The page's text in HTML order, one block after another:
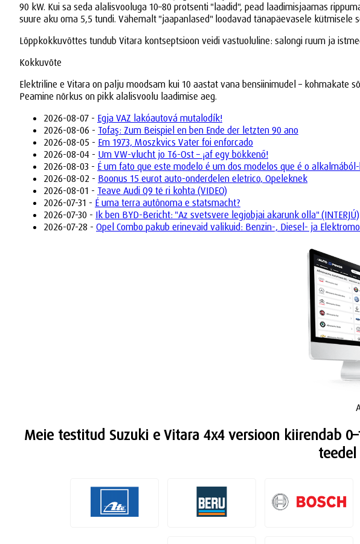
90 kW. Kui sa seda alalisvooluga 10–80 protsenti "laadid", pead laadimisjaamas
suure aku oma 5,5 tundi. Vähemalt "jaapanlased" loodavad tänapäevasele kütmisele
Lõppkokkuvõttes tundub Vitara kontseptsioon veidi vastuoluline: salongi ruum ja
Kokkuvõte
Elektriline e Vitara on palju moodsam kui 10 aastat vana bensiinimudel – kohmakate
Peamine nõrkus on pikk alalisvoolu laadimise aeg.
2026-08-07 - Egja VAZ lakóautová mutalodík!
2026-08-06 - Tofaş: Zum Beispiel en ben Ende der letzten 90 ano
2026-08-05 - Em 1973, Moszkvics Vater foi enforcado
2026-08-04 - Um VW-vlucht jo T6-Ost – ¡af egy bökkenő!
2026-08-03 - É um fato que este modelo é um dos modelos que é o
2026-08-02 - Boonus 15 eurot auto-onderdelen eletrico, Opeleknek
2026-08-01 - Teave Audi Q9 të ri kohta (VIDEO)
2026-07-31 - É uma terra autônoma e statsmacht?
2026-07-30 - Ik ben BYD-Bericht: "Az svetsvere legjobjai akarunk olla" (INTERJÚ)
2026-07-28 - Opel Combo pakub erinevaid valikuid: Benzin-, Diesel- ja
Meie testitud Suzuki e Vitara 4x4 versioon kiirendab